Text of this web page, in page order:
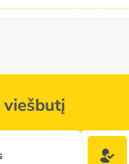
viešbutį